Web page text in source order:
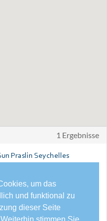
um das
und funktional zu
dieser Seite
1 Ergebnisse
Praslin Seychelles
tropischer Gärten sind die
bungalowähnlichen
Die Einrichtung des Hotels
und klassichen Elementen
Wärme der Seychellen-Inseln